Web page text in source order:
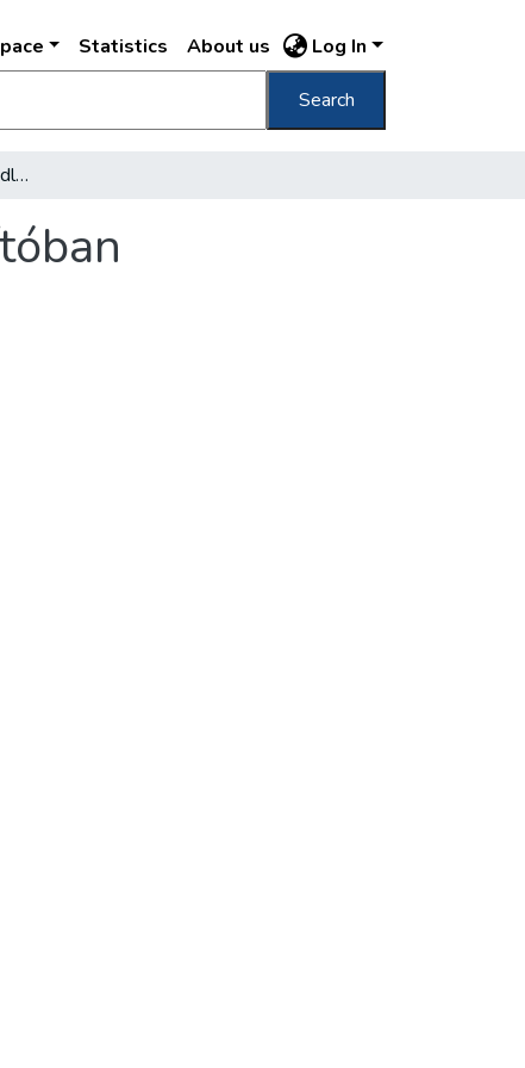
Statistics About us Log In
Search
Emléktábla-avatás a Landler Jenő Járműjavítóban